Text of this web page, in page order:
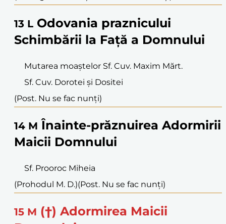
13 L Odovania praznicului
Schimbării la Față a Domnului
Mutarea moaștelor Sf. Cuv. Maxim Mărt.
Sf. Cuv. Dorotei și Dositei
(Post. Nu se fac nunți)
14 M Înainte-prăznuirea Adormirii
Maicii Domnului
Sf. Prooroc Miheia
(Prohodul M. D.)(Post. Nu se fac nunți)
15 M (†) Adormirea Maicii